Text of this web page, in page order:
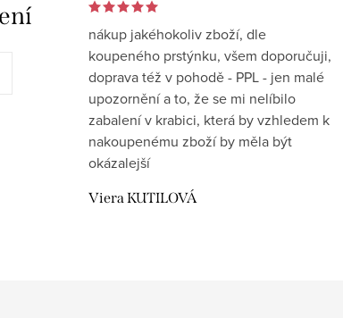
nákup jakéhokoliv zboží, dle
koupeného prstýnku, všem doporučuji,
doprava též v pohodě - PPL - jen malé
upozornění a to, že se mi nelíbilo
zabalení v krabici, která by vzhledem k
nakoupenému zboží by měla být
okázalejší
Viera KUTILOVÁ